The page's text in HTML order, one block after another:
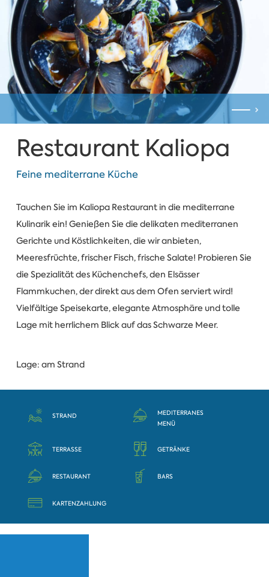
Restaurant Kaliopa
Feine mediterrane Küche
Tauchen Sie im Kaliopa Restaurant in die mediterrane
Kulinarik ein! Genießen Sie die delikaten mediterranen
Gerichte und Köstlichkeiten, die wir anbieten,
Meeresfrüchte, frischer Fisch, frische Salate! Probieren Sie
die Spezialität des Küchenchefs, den Elsässer
Flammkuchen, der direkt aus dem Ofen serviert wird!
Vielfältige Speisekarte, elegante Atmosphäre und tolle
Lage mit herrlichem Blick auf das Schwarze Meer.
Lage: am Strand
STRAND
MEDITERRANES
MENÜ
TERRASSE GETRÄNKE
RESTAURANT BARS
KARTENZAHLUNG